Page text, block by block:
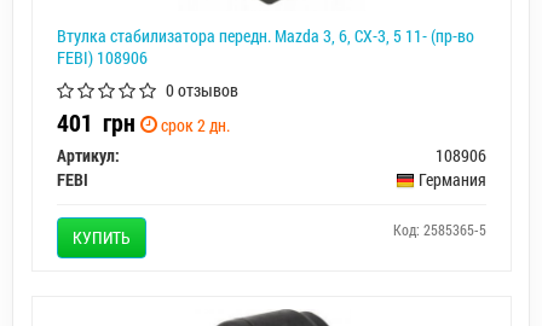
Втулка стабилизатора передн. Mazda 3, 6, CX-3, 5 11- (пр-во
FEBI) 108906
0 отзывов
401 грн
срок 2 дн.
Артикул:
108906
FEBI
Германия
КУПИТЬ Код: 2585365-5